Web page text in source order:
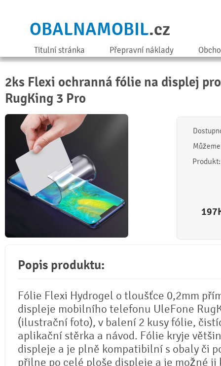
OBALNAMOBIL.cz
Titulní stránka Přepravní náklady
2ks Flexi ochranná fólie na displej
RugKing 3 Pro
197
Popis produktu:
Fólie Flexi Hydrogel o tloušťce 0,2mm
displeje mobilního telefonu UleFone
(ilustrační foto), v balení 2 kusy fólie,
aplikační stěrka a návod. Fólie kryje
displeje a je plně kompatibilní s obaly či
přilne po celé ploše displeje a je možné ji